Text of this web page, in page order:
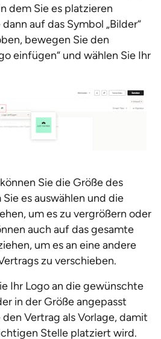
dem Sie es platzieren
auf das Symbol „Bilder“
bewegen Sie den
einfügen“ und wählen Sie Ihr
Sie die Größe des
es auswählen und die
um es zu vergrößern oder
auch auf das gesamte
um es an eine andere
zu verschieben.
Ihr Logo an die gewünschte
in der Größe angepasst
Vertrag als Vorlage, damit
Stelle platziert wird.